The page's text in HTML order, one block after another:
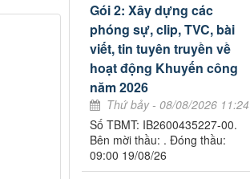
Gói 2: Xây dựng các
phóng sự, clip, TVC, bài
viết, tin tuyên truyền về
hoạt động Khuyến công
năm 2026
Thứ bảy - 08/08/2026 11:24
Số TBMT: IB2600435227-00.
Bên mời thầu: . Đóng thầu:
09:00 19/08/26